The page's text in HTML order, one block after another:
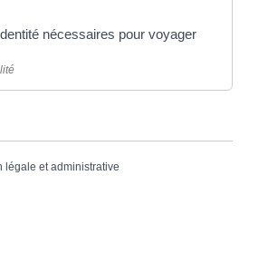
nécessaires pour voyager
légale et administrative